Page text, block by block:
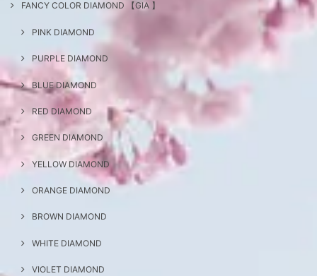
FANCY COLOR DIAMOND 【GIA 】
PINK DIAMOND
PURPLE DIAMOND
BLUE DIAMOND
RED DIAMOND
GREEN DIAMOND
YELLOW DIAMOND
ORANGE DIAMOND
BROWN DIAMOND
WHITE DIAMOND
VIOLET DIAMOND